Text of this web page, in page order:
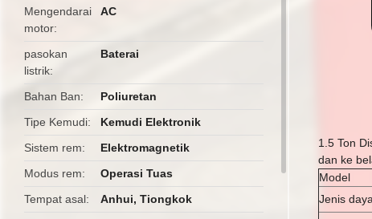
Mengendarai
motor
AC
pasokan
listrik
Baterai
Bahan Ban
Poliuretan
Tipe Kemudi
Kemudi Elektronik
Sistem rem
Elektromagnetik
Modus rem
Operasi Tuas
Tempat asal
Anhui, Tiongkok
1.5 Ton
dan ke
Model
Jenis daya